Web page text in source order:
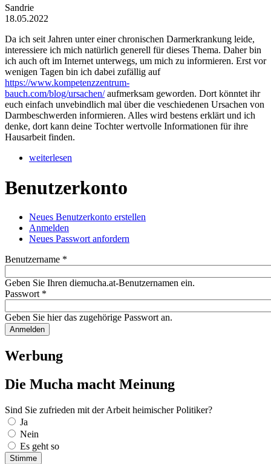
Sandrie
18.05.2022
Da ich seit Jahren unter einer chronischen Darmerkrankung leide,
interessiere ich mich natürlich generell für dieses Thema. Daher bin
ich auch oft im Internet unterwegs, um mich zu informieren. Erst vor
wenigen Tagen bin ich dabei zufällig auf
https://www.kompetenzzentrum-
bauch.com/blog/ursachen/aufmerksam geworden. Dort könntet ihr
euch einfach unvebindlich mal über die veschiedenen Ursachen von
Darmbeschwerden informieren. Alles wird bestens erklärt und ich
denke, dort kann deine Tochter wertvolle Informationen für ihre
Hausarbeit finden.
weiterlesen
Benutzerkonto
Haupt-Reiter
Neues Benutzerkonto erstellen
Anmelden
Neues Passwort anfordern
Benutzername *
Geben Sie Ihren diemucha.at-Benutzernamen ein.
Passwort *
Geben Sie hier das zugehörige Passwort an.
Werbung
Die Mucha macht Meinung
Sind Sie zufrieden mit der Arbeit heimischer Politiker?
Auswahlmöglichkeiten
Ja
Nein
Es geht so